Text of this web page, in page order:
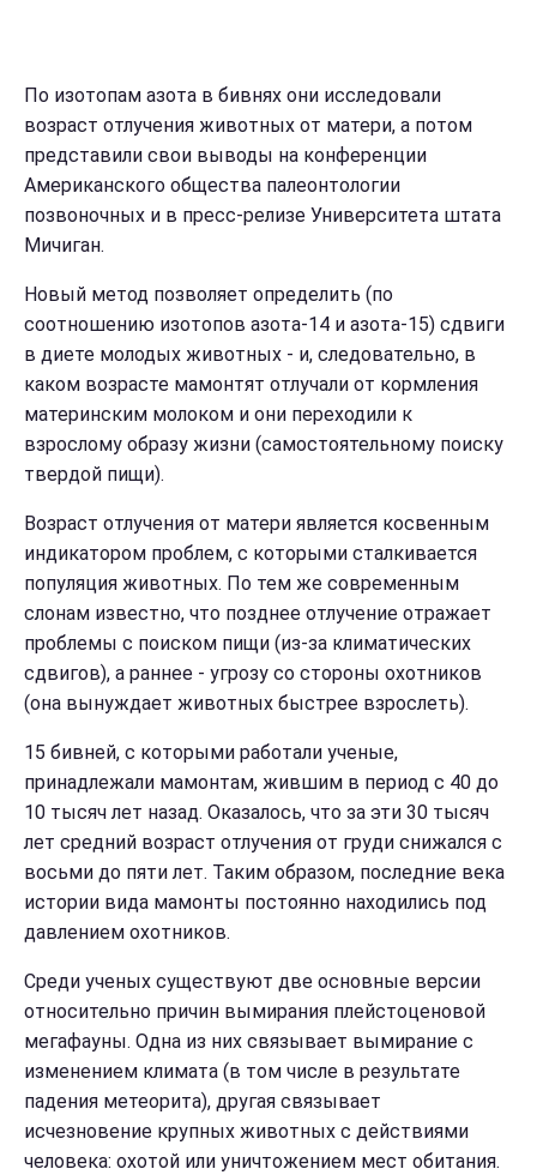
По изотопам азота в бивнях они исследовали
возраст отлучения животных от матери, а потом
представили свои выводы на конференции
Американского общества палеонтологии
позвоночных и в пресс-релизе Университета штата
Мичиган.
Новый метод позволяет определить (по
соотношению изотопов азота-14 и азота-15) сдвиги
в диете молодых животных - и, следовательно, в
каком возрасте мамонтят отлучали от кормления
материнским молоком и они переходили к
взрослому образу жизни (самостоятельному поиску
твердой пищи).
Возраст отлучения от матери является косвенным
индикатором проблем, с которыми сталкивается
популяция животных. По тем же современным
слонам известно, что позднее отлучение отражает
проблемы с поиском пищи (из-за климатических
сдвигов), а раннее - угрозу со стороны охотников
(она вынуждает животных быстрее взрослеть).
15 бивней, с которыми работали ученые,
принадлежали мамонтам, жившим в период с 40 до
10 тысяч лет назад. Оказалось, что за эти 30 тысяч
лет средний возраст отлучения от груди снижался с
восьми до пяти лет. Таким образом, последние века
истории вида мамонты постоянно находились под
давлением охотников.
Среди ученых существуют две основные версии
относительно причин вымирания плейстоценовой
мегафауны. Одна из них связывает вымирание с
изменением климата (в том числе в результате
падения метеорита), другая связывает
исчезновение крупных животных с действиями
человека: охотой или уничтожением мест обитания.